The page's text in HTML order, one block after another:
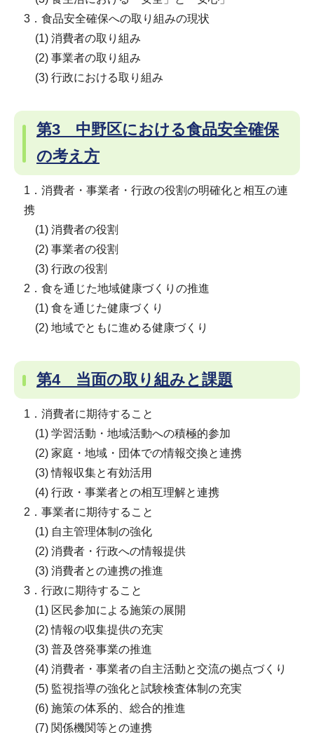
3．食品安全確保への取り組みの現状
(1) 消費者の取り組み
(2) 事業者の取り組み
(3) 行政における取り組み
第3 中野区における食品安全確保
の考え方
1．消費者・事業者・行政の役割の明確化と相互の連
携
(1) 消費者の役割
(2) 事業者の役割
(3) 行政の役割
2．食を通じた地域健康づくりの推進
(1) 食を通じた健康づくり
(2) 地域でともに進める健康づくり
第4 当面の取り組みと課題
1．消費者に期待すること
(1) 学習活動・地域活動への積極的参加
(2) 家庭・地域・団体での情報交換と連携
(3) 情報収集と有効活用
(4) 行政・事業者との相互理解と連携
2．事業者に期待すること
(1) 自主管理体制の強化
(2) 消費者・行政への情報提供
(3) 消費者との連携の推進
3．行政に期待すること
(1) 区民参加による施策の展開
(2) 情報の収集提供の充実
(3) 普及啓発事業の推進
(4) 消費者・事業者の自主活動と交流の拠点づくり
(5) 監視指導の強化と試験検査体制の充実
(6) 施策の体系的、総合的推進
(7) 関係機関等との連携